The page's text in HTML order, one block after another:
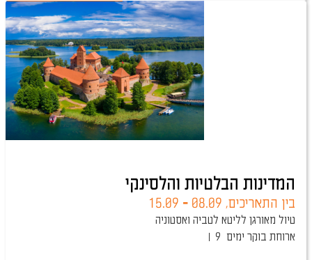
המדינות הבלטיות והלסינקי
בין התאריכים, -
15.09
טיול מאורגן לליטא לטביה ואסטוניה
9 ימים ארוחת בוקר